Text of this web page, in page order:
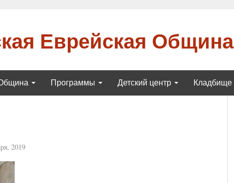
Еврейская Община
Программы Детский центр Кладбище
2019